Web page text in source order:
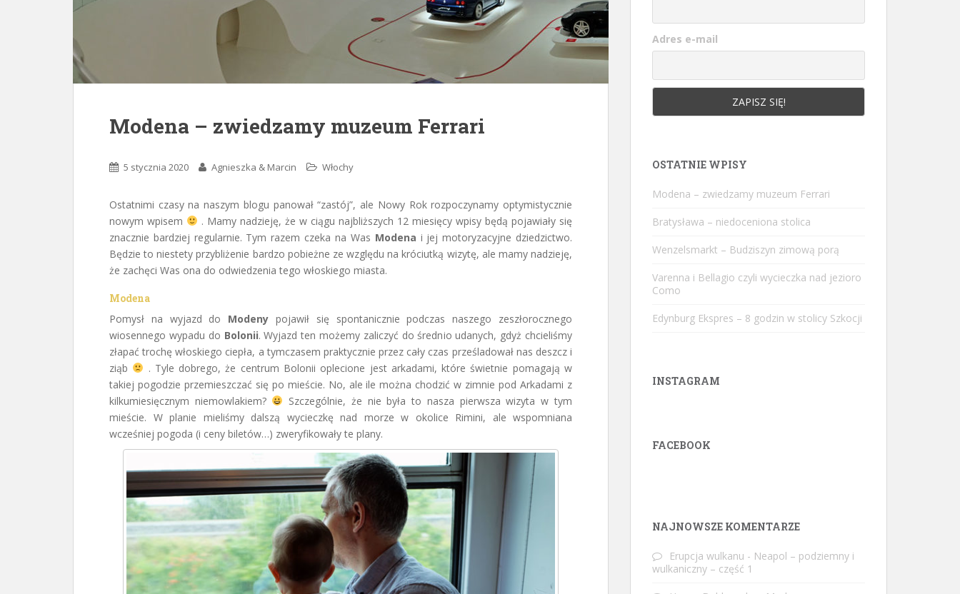
Modena – zwiedzamy muzeum Ferrari
5 stycznia 2020 Agnieszka & Marcin Włochy
Ostatnimi czasy na naszym blogu panował “zastój”, ale Nowy Rok rozpoczynamy optymistycznie
nowym wpisem
. Mamy nadzieję, że w ciągu najbliższych 12 miesięcy wpisy będą pojawiały się
znacznie bardziej regularnie. Tym razem czeka na Was Modena i jej motoryzacyjne dziedzictwo.
Będzie to niestety przybliżenie bardzo pobieżne ze względu na króciutką wizytę, ale mamy nadzieję,
że zachęci Was ona do odwiedzenia tego włoskiego miasta.
Modena
Pomysł na wyjazd do Modeny pojawił się spontanicznie podczas naszego zeszłorocznego
wiosennego wypadu do Bolonii. Wyjazd ten możemy zaliczyć do średnio udanych, gdyż chcieliśmy
złapać trochę włoskiego ciepła, a tymczasem praktycznie przez cały czas prześladował nas deszcz i
ziąb
. Tyle dobrego, że centrum Bolonii oplecione jest arkadami, które świetnie pomagają w
takiej pogodzie przemieszczać się po mieście. No, ale ile można chodzić w zimnie pod Arkadami z
kilkumiesięcznym niemowlakiem?
Szczególnie, że nie była to nasza pierwsza wizyta w tym
mieście. W planie mieliśmy dalszą wycieczkę nad morze w okolice Rimini, ale wspomniana
wcześniej pogoda (i ceny biletów…) zweryfikowały te plany.
Adres e-mail
OSTATNIE WPISY
Modena – zwiedzamy muzeum Ferrari
Bratysława – niedoceniona stolica
Wenzelsmarkt – Budziszyn zimową porą
Varenna i Bellagio czyli wycieczka nad jezioro
Como
Edynburg Ekspres – 8 godzin w stolicy Szkocji
INSTAGRAM
FACEBOOK
NAJNOWSZE KOMENTARZE
Erupcja wulkanu - Neapol – podziemny i
wulkaniczny – część 1